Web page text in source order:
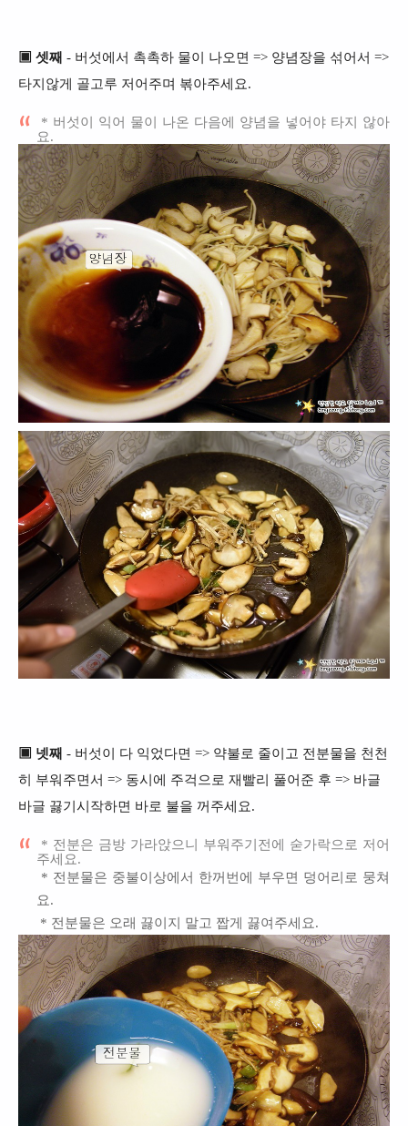
▣ 셋째 - 버섯에서 촉촉하 물이 나오면 => 양념장을 섞어서 =>
타지않게 골고루 저어주며 볶아주세요.
* 버섯이 익어 물이 나온 다음에 양념을 넣어야 타지 않아
요.
▣ 넷째 - 버섯이 다 익었다면 => 약불로 줄이고 전분물을 천천
히 부워주면서 => 동시에 주걱으로 재빨리 풀어준 후 => 바글
바글 끓기시작하면 바로 불을 꺼주세요.
* 전분은 금방 가라앉으니 부워주기전에 숟가락으로 저어
주세요.
* 전분물은 중불이상에서 한꺼번에 부우면 덩어리로 뭉쳐
요.
* 전분물은 오래 끓이지 말고 짭게 끓여주세요.